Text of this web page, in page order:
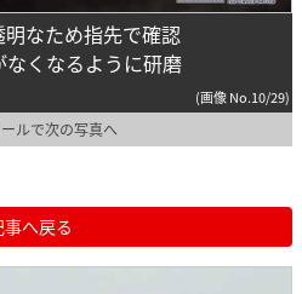
なため指先で確認
くなるように研磨
(画像 No.10/29)
ルで次の写真へ
事へ戻る